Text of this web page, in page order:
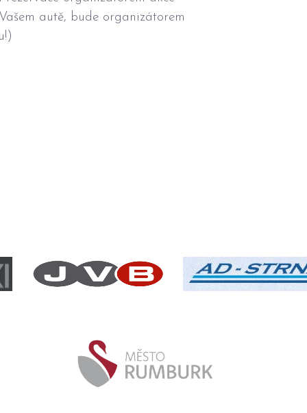
autě, bude organizátorem